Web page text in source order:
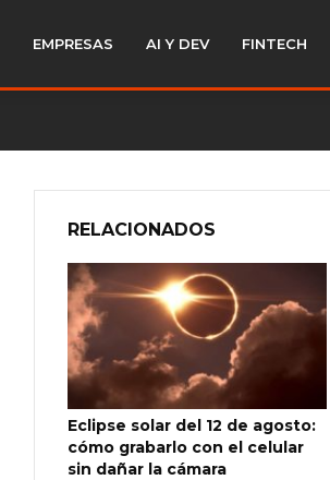
EMPRESAS AI Y DEV FINTECH
RELACIONADOS
Eclipse solar del 12 de agosto:
cómo grabarlo con el celular
sin dañar la cámara